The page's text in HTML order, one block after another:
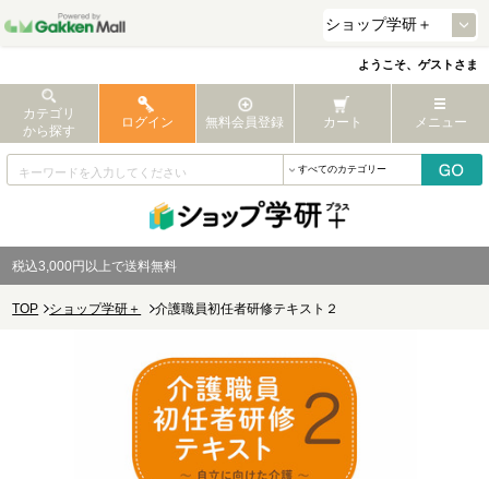
ようこそ、ゲストさま
カテゴリ
から探す
ログイン 無料会員登録 カート メニュー
税込3,000円以上で送料無料
TOP ショップ学研＋ 介護職員初任者研修テキスト２